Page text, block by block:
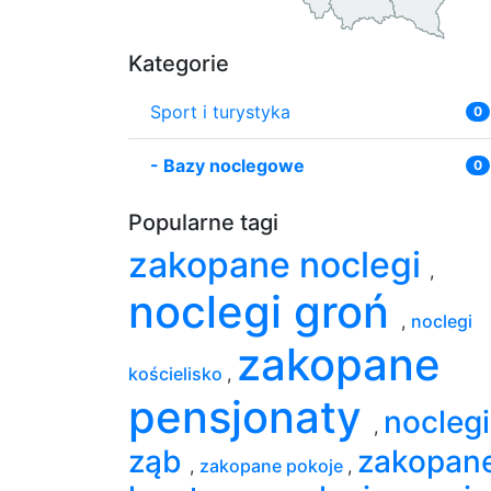
Kategorie
Sport i turystyka 0
- Bazy noclegowe 0
Popularne tagi
zakopane noclegi ,
noclegi groń , noclegi
kościelisko , zakopane
pensjonaty
, noclegi
ząb , zakopane pokoje ,